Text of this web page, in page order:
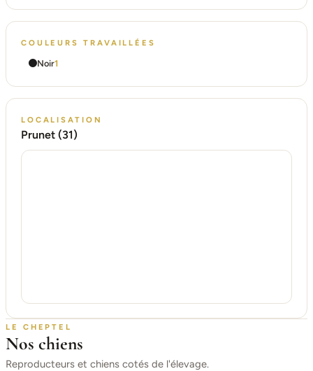
COULEURS TRAVAILLÉES
Noir1
LOCALISATION
Prunet (31)
LE CHEPTEL
Nos chiens
Reproducteurs et chiens cotés de l'élevage.